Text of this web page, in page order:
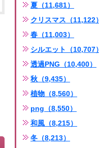
夏（11,681）
クリスマス（11,122）
春（11,003）
シルエット（10,707）
透過PNG（10,400）
秋（9,435）
植物（8,560）
png（8,550）
和風（8,215）
冬（8,213）